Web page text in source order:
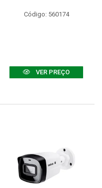
Código: 560174
VER PREÇO